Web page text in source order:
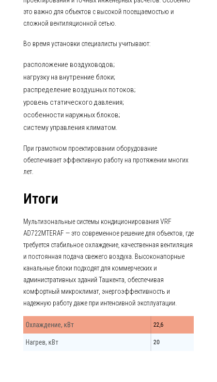
это важно для объектов с высокой посещаемостью и
сложной вентиляционной сетью.
Во время установки специалисты учитывают:
расположение воздуховодов;
нагрузку на внутренние блоки;
распределение воздушных потоков;
уровень статического давления;
особенности наружных блоков;
систему управления климатом.
При грамотном проектировании оборудование
обеспечивает эффективную работу на протяжении многих
лет.
Итоги
Мультизональные системы кондиционирования VRF
AD722MTERAF — это современное решение для объектов, где
требуется стабильное охлаждение, качественная вентиляция
и постоянная подача свежего воздуха. Высоконапорные
канальные блоки подходят для коммерческих и
административных зданий Ташкента, обеспечивая
комфортный микроклимат, энергоэффективность и
надежную работу даже при интенсивной эксплуатации.
Охлаждение, кВт 22,6
Нагрев, кВт 20